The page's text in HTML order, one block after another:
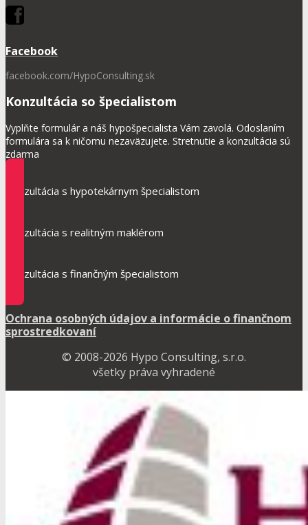
Facebook
facebook.com/HypoConsulting.sk
Konzultácia so špecialistom
Vyplňte formulár a náš hypošpecialista Vám zavolá. Odoslaním
formulára sa k ničomu nezaväzujete. Stretnutie a konzultácia sú
zdarma
Konzultácia s hypotekárnym špecialistom
Konzultácia s realitným maklérom
Konzultácia s finančným špecialistom
Ochrana osobných údajov a informácie o finančnom
sprostredkovaní
© 2008-2026 Hypo Consulting, s.r.o.
všetky práva vyhradené